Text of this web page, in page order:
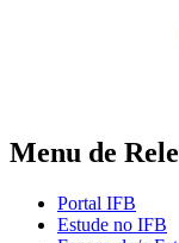
Menu de
Portal IFB
Estude no IFB